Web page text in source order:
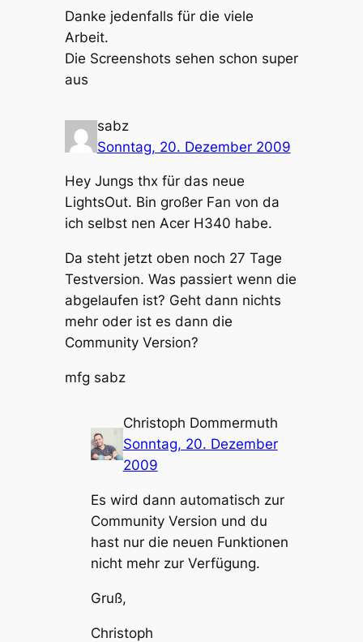
Danke jedenfalls für die viele
Arbeit.
Die Screenshots sehen schon super
aus
sabz
Sonntag, 20. Dezember 2009
Hey Jungs thx für das neue
LightsOut. Bin großer Fan von da
ich selbst nen Acer H340 habe.
Da steht jetzt oben noch 27 Tage
Testversion. Was passiert wenn die
abgelaufen ist? Geht dann nichts
mehr oder ist es dann die
Community Version?
mfg sabz
Christoph Dommermuth
Sonntag, 20. Dezember
2009
Es wird dann automatisch zur
Community Version und du
hast nur die neuen Funktionen
nicht mehr zur Verfügung.
Gruß,
Christoph